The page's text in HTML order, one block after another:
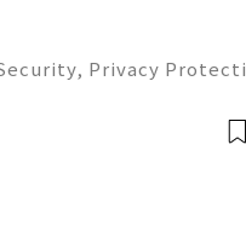
Privacy Protecti
Support 💫💎💲💫🌐✨